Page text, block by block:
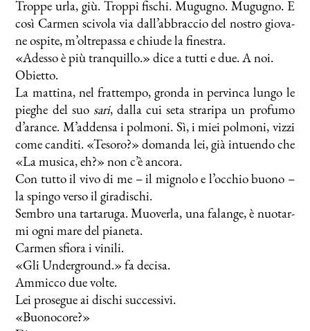
Trop­pe ur­la, giù. Trop­pi fi­schi. Mu­gu­gno. Mu­gu­gno. E
co­sì Car­men sci­vo­la via dall’abbraccio del no­stro gio­va­
ne ospi­te, m’oltrepassa e chiu­de la fi­ne­stra.
«Ades­so è più tran­quil­lo.» di­ce a tut­ti e due. A noi.
Obiet­to.
La mat­ti­na, nel frat­tem­po, gron­da in per­vin­ca lun­go le
pie­ghe del suo sa­ri, dal­la cui se­ta stra­ri­pa un pro­fu­mo
d’arance. M’addensa i pol­mo­ni. Sì, i miei pol­mo­ni, viz­zi
co­me can­di­ti. «Te­so­ro?» do­man­da lei, già in­tuen­do che
«La mu­si­ca, eh?» non c’è an­co­ra.
Con tut­to il vi­vo di me – il mi­gno­lo e l’occhio buo­no –
la spin­go ver­so il gi­ra­di­schi.
Sem­bro una tar­ta­ru­ga. Muo­ver­la, una fa­lan­ge, è nuo­tar­
mi ogni ma­re del pia­ne­ta.
Car­men sfio­ra i vi­ni­li.
«Gli Un­der­ground.» fa de­ci­sa.
Am­mic­co due vol­te.
Lei pro­se­gue ai di­schi suc­ces­si­vi.
«Buo­no­co­re?»